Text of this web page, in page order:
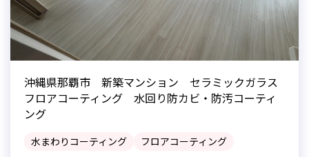
沖縄県那覇市 新築マンション セラミックガラス
フロアコーティング 水回り防カビ・防汚コーティ
ング
水まわりコーティング
フロアコーティング